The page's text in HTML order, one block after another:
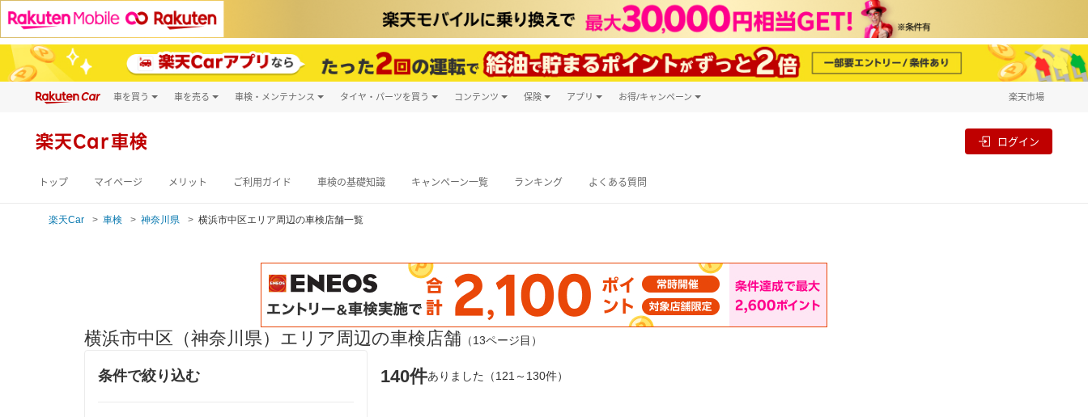
車を買う
新車
車を売る 車検・メンテナンス タイヤ・パーツを買う コンテンツ 保険 アプリ お得/キャンペーン 楽天市場
楽天Car車検 ログイン
トップ マイページ メリット ご利用ガイド 車検の基礎知識 キャンペーン一覧 ランキング よくある質問
楽天Car 車検 神奈川県 横浜市中区エリア周辺の車検店舗一覧
横浜市中区（神奈川県）エリア周辺の車検店舗 （13ページ目）
条件で絞り込む 140件ありました（121～130件）